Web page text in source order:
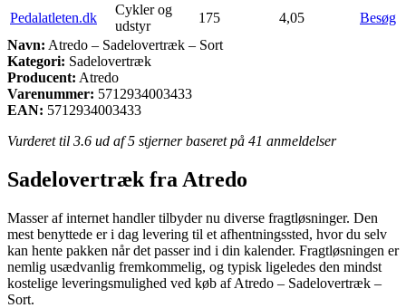
Pedalatleten.dk
Cykler og
udstyr
175 4,05
Besøg
Navn: Atredo – Sadelovertræk – Sort
Kategori: Sadelovertræk
Producent: Atredo
Varenummer: 5712934003433
EAN: 5712934003433
Vurderet til 3.6 ud af 5 stjerner baseret på 41 anmeldelser
Sadelovertræk fra Atredo
Masser af internet handler tilbyder nu diverse fragtløsninger. Den
mest benyttede er i dag levering til et afhentningssted, hvor du selv
kan hente pakken når det passer ind i din kalender. Fragtløsningen er
nemlig usædvanlig fremkommelig, og typisk ligeledes den mindst
kostelige leveringsmulighed ved køb af Atredo – Sadelovertræk –
Sort.